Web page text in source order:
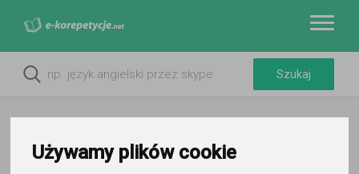
Używamy plików cookie